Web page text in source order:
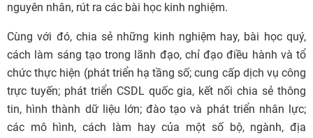
nguyên nhân, rút ra các bài học kinh nghiệm.
Cùng với đó, chia sẻ những kinh nghiệm hay, bài học quý,
cách làm sáng tạo trong lãnh đạo, chỉ đạo điều hành và tổ
chức thực hiện (phát triển hạ tầng số; cung cấp dịch vụ công
trực tuyến; phát triển CSDL quốc gia, kết nối chia sẻ thông
tin, hình thành dữ liệu lớn; đào tạo và phát triển nhân lực;
các mô hình, cách làm hay của một số bộ, ngành, địa